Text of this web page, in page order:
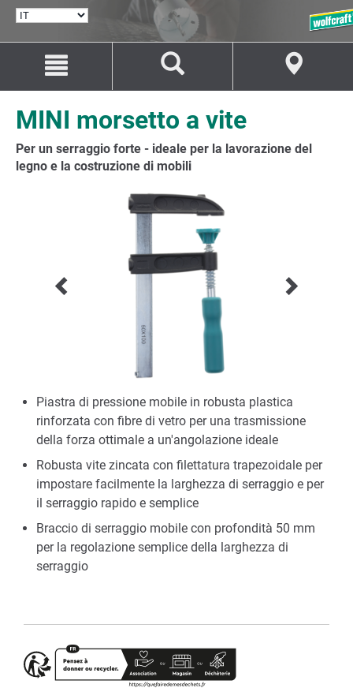
SELEZIONA
contenuto
navigazione
MINI morsetto a vite
Per un serraggio forte - ideale per la lavorazione del
legno e la costruzione di mobili
Piastra di pressione mobile in robusta plastica
rinforzata con fibre di vetro per una trasmissione
della forza ottimale a un'angolazione ideale
Robusta vite zincata con filettatura trapezoidale per
impostare facilmente la larghezza di serraggio e per
il serraggio rapido e semplice
Braccio di serraggio mobile con profondità 50 mm
per la regolazione semplice della larghezza di
serraggio